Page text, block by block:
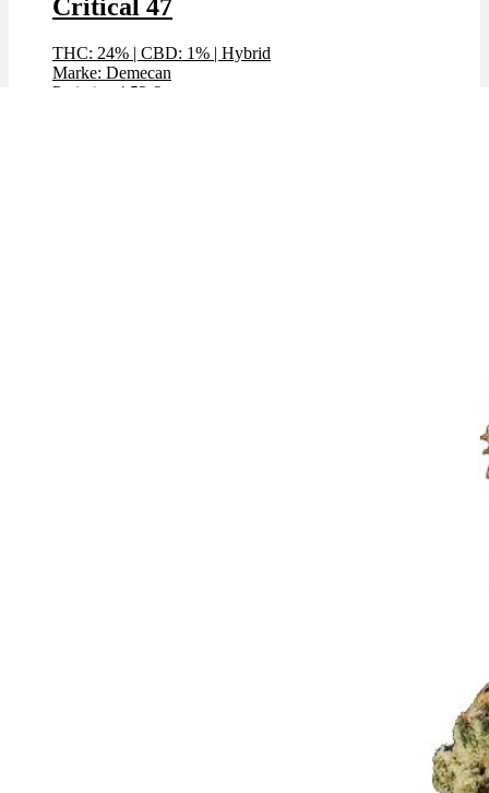
Critical 47
THC: 24% | CBD: 1% | Hybrid
Marke: Demecan
Preis / g: 4,52 €